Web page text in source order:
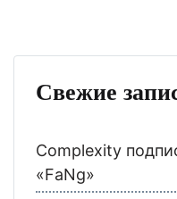
Свежие
Complexity
«FaNg»